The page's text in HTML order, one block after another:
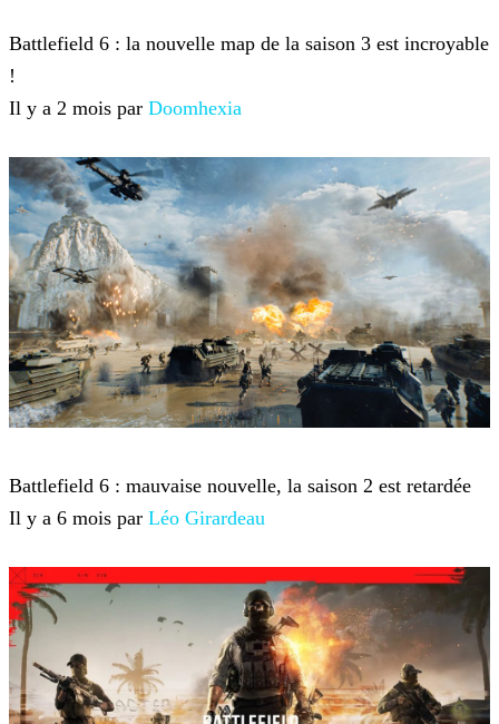
Battlefield 6 : la nouvelle map de la saison 3 est incroyable
!
Il y a 2 mois par Doomhexia
Battlefield 6 : mauvaise nouvelle, la saison 2 est retardée
Il y a 6 mois par Léo Girardeau